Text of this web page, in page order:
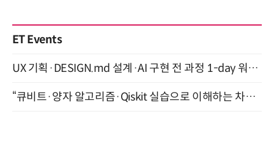
ET Events
UX 기획·DESIGN.md 설계·AI 구현 전 과정 1-day 워크숍 with Claude Code·Codex 9월 15일 개최
“큐비트·양자 알고리즘·Qiskit 실습으로 이해하는 차세대 컴퓨팅” (8/28)